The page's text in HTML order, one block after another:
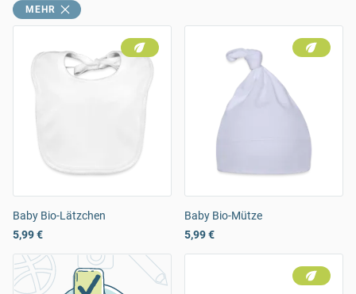
MEHR
Baby Bio-Lätzchen
5,99 €
Baby Bio-Mütze
5,99 €